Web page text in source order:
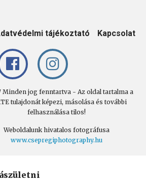
tájékoztató Kapcsolat
Minden jog fenntartva - Az oldal tartalma a
tulajdonát képezi, másolása és további
felhasználása tilos!
Weboldalunk hivatalos fotográfusa
www.csepregiphotography.hu